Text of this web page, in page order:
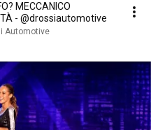
MECCANICO
- @drossiautomotive
Automotive